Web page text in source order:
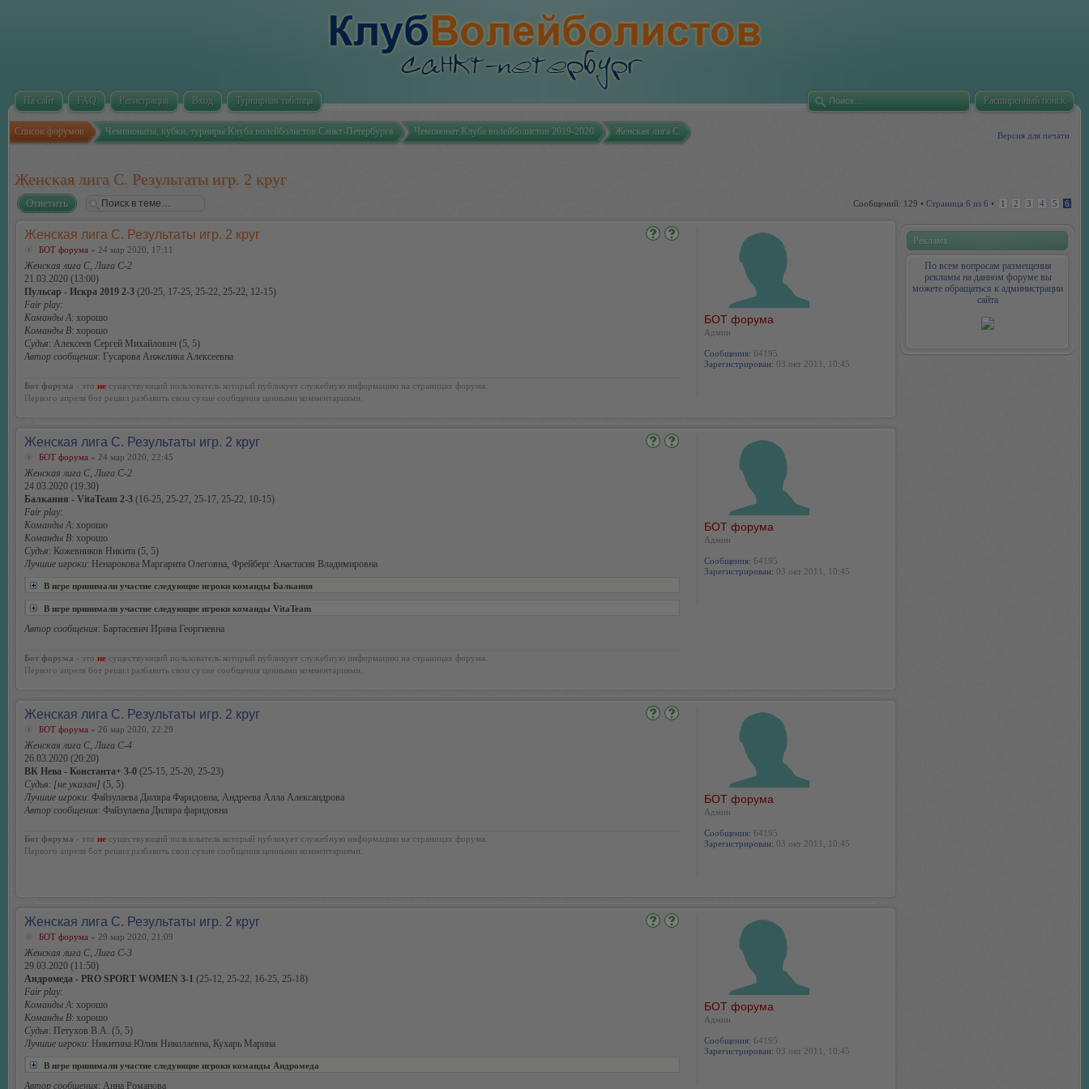
Расширенный поиск
На сайт FAQ Регистрация Вход Турнирная таблица
Версия для печати
Список форумов Чемпионаты, кубки, турниры Клуба волейболистов Санкт-Петербурга Чемпионат Клуба волейболистов 2019-2020 Женская лига С
Женская лига С. Результаты игр. 2 круг
Ответить Сообщений: 129 • Страница 6 из 6 • 1 2 3 4 5 6
Женская лига С. Результаты игр. 2 круг
БОТ форума » 24 мар 2020, 17:11
Женская лига С, Лига С-2
21.03.2020 (13:00)
Пульсар - Искра 2019 2-3 (20-25, 17-25, 25-22, 25-22, 12-15)
Fair play:
Команды А: хорошо
Команды В: хорошо
Судья: Алексеев Сергей Михайлович (5, 5)
Автор сообщения: Гусарова Анжелика Алексеевна
Бот форума - это не существующий пользователь который публикует служебную информацию на страницах форума.
Первого апреля бот решил разбавить свои сухие сообщения ценными комментариями.
БОТ форума
Админ
Сообщения: 64195
Зарегистрирован: 03 окт 2011, 10:45
Женская лига С. Результаты игр. 2 круг
БОТ форума » 24 мар 2020, 22:45
Женская лига С, Лига С-2
24.03.2020 (19:30)
Балкания - VitaTeam 2-3 (16-25, 25-27, 25-17, 25-22, 10-15)
Fair play:
Команды А: хорошо
Команды В: хорошо
Судья: Кожевников Никита (5, 5)
Лучшие игроки: Ненарокова Маргарита Олеговна, Фрейберг Анастасия Владимировна
В игре принимали участие следующие игроки команды Балкания
В игре принимали участие следующие игроки команды VitaTeam
Автор сообщения: Бартасевич Ирина Георгиевна
Бот форума - это не существующий пользователь который публикует служебную информацию на страницах форума.
Первого апреля бот решил разбавить свои сухие сообщения ценными комментариями.
БОТ форума
Админ
Сообщения: 64195
Зарегистрирован: 03 окт 2011, 10:45
Женская лига С. Результаты игр. 2 круг
БОТ форума » 26 мар 2020, 22:29
Женская лига С, Лига С-4
26.03.2020 (20:20)
ВК Нева - Константа+ 3-0 (25-15, 25-20, 25-23)
Судья: [не указан] (5, 5)
Лучшие игроки: Файзулаева Диляра Фаридовна, Андреева Алла Александрова
Автор сообщения: Файзулаева Диляра фаридовна
Бот форума - это не существующий пользователь который публикует служебную информацию на страницах форума.
Первого апреля бот решил разбавить свои сухие сообщения ценными комментариями.
БОТ форума
Админ
Сообщения: 64195
Зарегистрирован: 03 окт 2011, 10:45
Женская лига С. Результаты игр. 2 круг
БОТ форума » 29 мар 2020, 21:09
Женская лига С, Лига С-3
29.03.2020 (11:50)
Андромеда - PRO SPORT WOMEN 3-1 (25-12, 25-22, 16-25, 25-18)
Fair play:
Команды А: хорошо
Команды В: хорошо
Судья: Петухов В.А. (5, 5)
Лучшие игроки: Никитина Юлия Николаевна, Кухарь Марина
В игре принимали участие следующие игроки команды Андромеда
Автор сообщения: Анна Романова
БОТ форума
Админ
Сообщения: 64195
Зарегистрирован: 03 окт 2011, 10:45
Реклама
По всем вопросам размещения
рекламы на данном форуме вы
можете обращаться к администрации
сайта